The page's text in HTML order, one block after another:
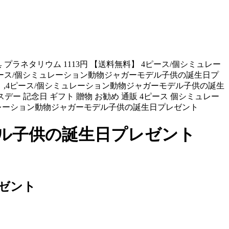
ラネタリウム 1113円 【送料無料】 4ピース/個シミュレー
/個シミュレーション動物ジャガーモデル子供の誕生日プ
,4ピース/個シミュレーション動物ジャガーモデル子供の誕生
デー 記念日 ギフト 贈物 お勧め 通販 4ピース 個シミュレー
ション動物ジャガーモデル子供の誕生日プレゼント
子供の誕生日プレゼント
ント